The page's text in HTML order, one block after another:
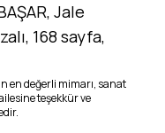
Jale
168 sayfa,
en değerli mimarı, sanat
teşekkür ve